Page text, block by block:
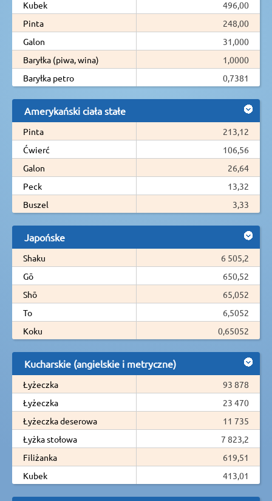
Kubek
496,00
Pinta
248,00
Galon
31,000
Baryłka (piwa, wina)
1,0000
Baryłka petro
0,7381
Amerykański ciała stałe
Pinta
213,12
Ćwierć
106,56
Galon
26,64
Peck
13,32
Buszel
3,33
Japońske
Shaku
6 505,2
Gō
650,52
Shō
65,052
To
6,5052
Koku
0,65052
Kucharskie (angielskie i metryczne)
Łyżeczka
93 878
Łyżeczka
23 470
Łyżeczka deserowa
11 735
Łyżka stołowa
7 823,2
Filiżanka
619,51
Kubek
413,01